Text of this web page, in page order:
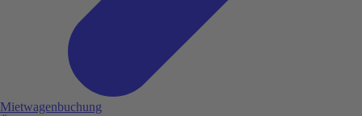
Mietwagenbuchung